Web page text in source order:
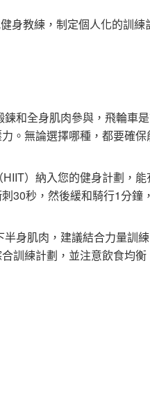
身教練，制定個人化的訓練
和全身肌肉參與，飛輪車
。無論選擇哪種，都要確
）納入您的健身計劃，
30秒，然後緩和騎行1分鐘
身肌肉，建議結合力量訓
訓練計劃，並注意飲食均